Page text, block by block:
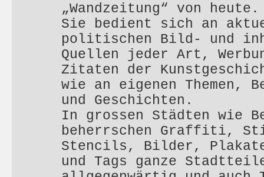
„Wandzeitung“ von
Sie bedient sich an
politischen Bild- und
Quellen jeder Art,
Zitaten der
wie an eigenen Themen,
und Geschichten.
In grossen Städten wie
beherrschen Graffiti,
Stencils, Bilder,
und Tags ganze